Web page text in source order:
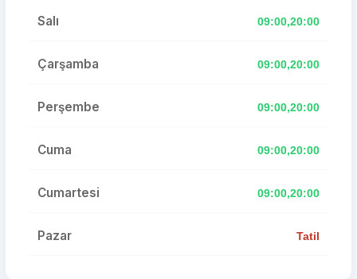
Salı 09:00,20:00
Çarşamba 09:00,20:00
Perşembe 09:00,20:00
Cuma 09:00,20:00
Cumartesi 09:00,20:00
Pazar Tatil